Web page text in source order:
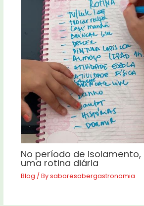
No período de
uma rotina diária
Blog / Bysaboresabergastronomia